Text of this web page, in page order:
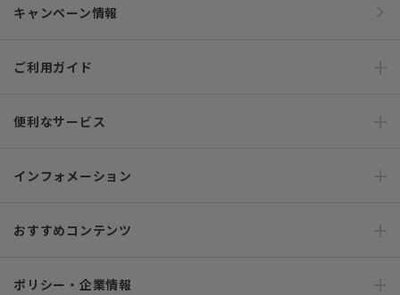
キャンペーン情報
ご利用ガイド
便利なサービス
インフォメーション
おすすめコンテンツ
ポリシー・企業情報